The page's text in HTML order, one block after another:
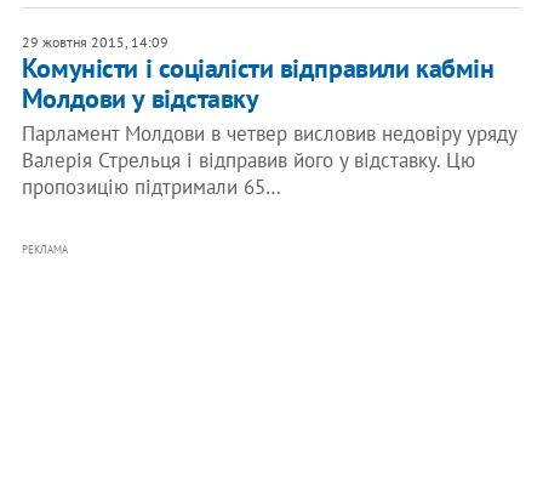
29 жовтня 2015, 14:09
Комуністи і соціалісти відправили кабмін
Молдови у відставку
Парламент Молдови в четвер висловив недовіру уряду
Валерія Стрельця і відправив його у відставку. Цю
пропозицію підтримали 65…
РЕКЛАМА